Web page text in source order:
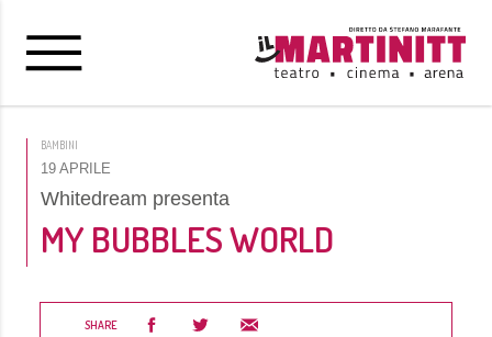
BAMBINI
19 APRILE
Whitedream presenta
MY BUBBLES WORLD
SHARE